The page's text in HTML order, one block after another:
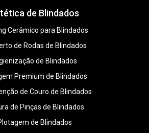
de Blindados
Cerâmico para Blindados
de Rodas de Blindados
de Blindados
Premium de Blindados
de Couro de Blindados
de Pinças de Blindados
de Blindados